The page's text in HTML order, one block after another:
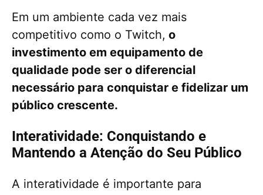
Em um ambiente cada vez mais
competitivo como o Twitch, o
investimento em equipamento de
qualidade pode ser o diferencial
necessário para conquistar e fidelizar um
público crescente.
Interatividade: Conquistando e
Mantendo a Atenção do Seu Público
A interatividade é importante para